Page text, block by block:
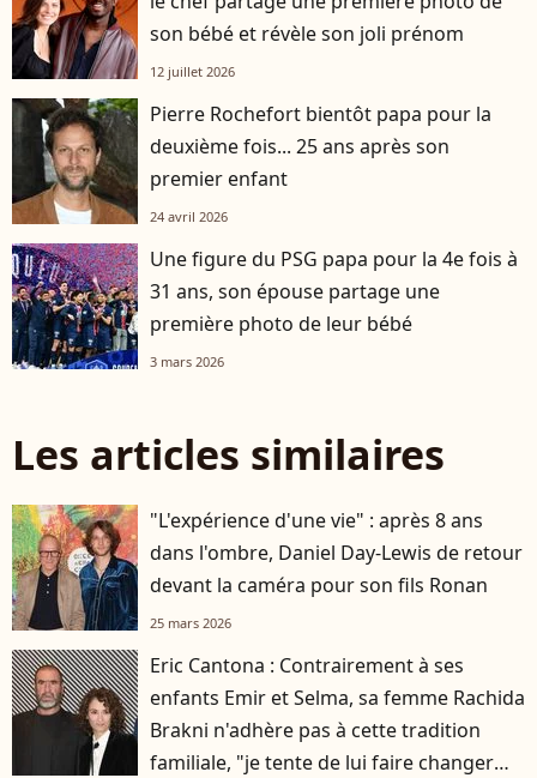
son bébé et révèle son joli prénom
12 juillet 2026
Pierre Rochefort bientôt papa pour la
deuxième fois... 25 ans après son
premier enfant
24 avril 2026
Une figure du PSG papa pour la 4e fois à
31 ans, son épouse partage une
première photo de leur bébé
3 mars 2026
Les articles similaires
"L'expérience d'une vie" : après 8 ans
dans l'ombre, Daniel Day-Lewis de retour
devant la caméra pour son fils Ronan
25 mars 2026
Eric Cantona : Contrairement à ses
enfants Emir et Selma, sa femme Rachida
Brakni n'adhère pas à cette tradition
familiale, "je tente de lui faire changer